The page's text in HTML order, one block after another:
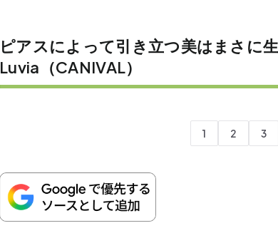
ピアスによって引き立つ美はまさに
Luvia（CANIVAL）
1 2 3